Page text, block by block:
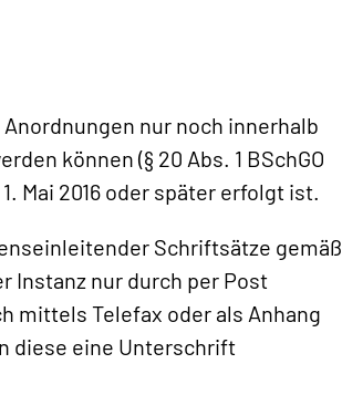
nur noch innerhalb
können (§ 20 Abs. 1 BSchGO
Mai 2016 oder später erfolgt ist.
Schriftsätze gemäß
Instanz nur durch per Post
mittels Telefax oder als Anhang
diese eine Unterschrift